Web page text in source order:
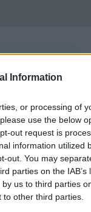
Information
or processing of
use the below
out request is
information utilized
out. You may
parties on the IAB’s
us to third parties
other third parties.